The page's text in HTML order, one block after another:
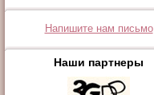
Напишите нам письмо
Наши партнеры